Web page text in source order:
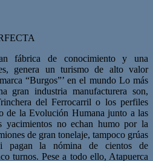
fábrica de conocimiento y una
genera un turismo de alto valor
“Burgos”’ en el mundo Lo más
gran industria manufacturera son,
del Ferrocarril o los perfiles
de la Evolución Humana junto a las
no echan humo por la
de gran tonelaje, tampoco grúas
pagan la nómina de cientos de
turnos. Pese a todo ello, Atapuerca